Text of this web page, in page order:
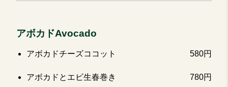
アボカドAvocado
アボカドチーズココット 580円
アボカドとエビ生春巻き 780円